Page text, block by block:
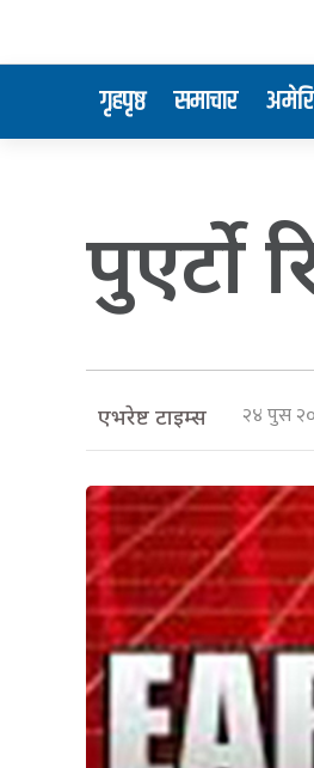
गृहपृष्ठ समाचार
पुएर्टो
एभरेष्ट टाइम्स २४ पुस